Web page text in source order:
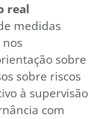
real
medidas
sobre
sobre riscos
à supervisão
com